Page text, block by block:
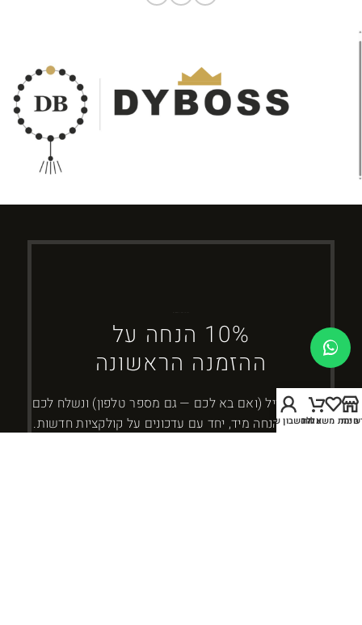
10% הנחה על
ההזמנה הראשונה
השאירו מייל (ואם בא לכם — גם מספר טלפון) ונשלח לכם
את קוד ההנחה מיד, יחד עם עדכונים על קולקציות חדשות.
חנות משאלות
עגלה
החשבון שלי